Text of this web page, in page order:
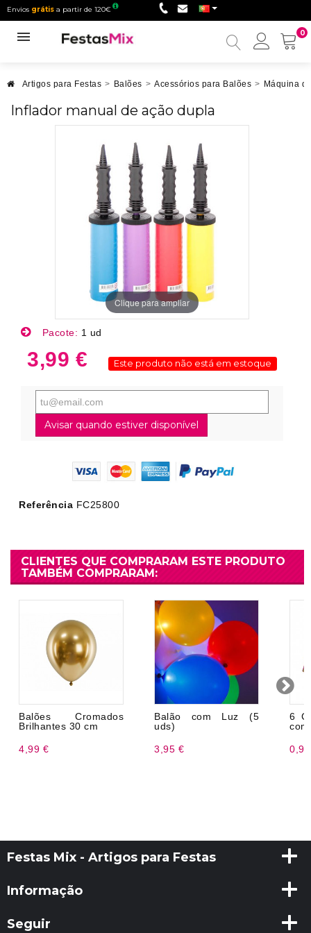
Envios grátis a partir de 120€
0
Minha
Artigos para Festas > Balões > Acessórios para Balões > Máquina
Inflador manual de ação dupla
Clique para ampliar
Pacote: 1 ud
3,99 € Este produto não está em estoque
Avisar quando estiver disponível
Referência FC25800
CLIENTES QUE COMPRARAM ESTE PRODUTO
TAMBÉM COMPRARAM:
Balões Cromados
Brilhantes 30 cm
4,99 €
Balão com Luz (5
uds)
3,95 €
6
Festas Mix - Artigos para Festas
Informação
Seguir